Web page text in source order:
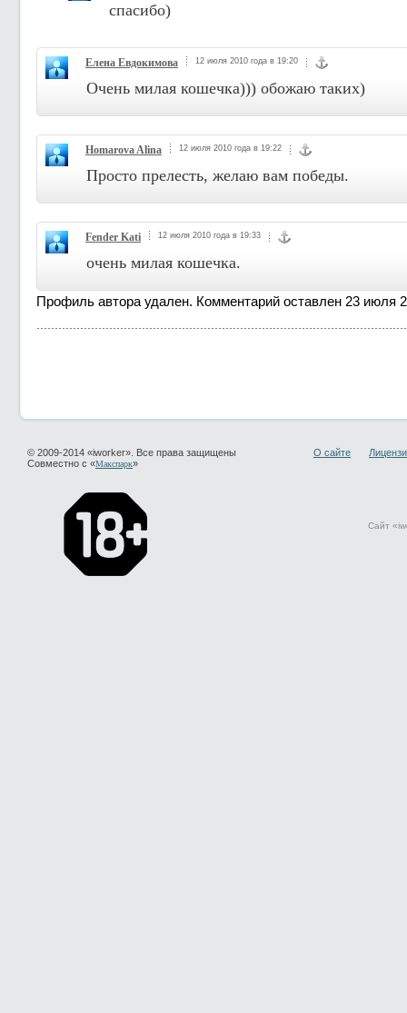
спасибо)
Елена Евдокимова 12 июля 2010 года в 19:20
Очень милая кошечка))) обожаю таких)
Homarova Alina 12 июля 2010 года в 19:22
Просто прелесть, желаю вам победы.
Fender Kati 12 июля 2010 года в 19:33
очень милая кошечка.
Профиль автора удален. Комментарий оставлен 23 июля
© 2009-2014 «iworker». Все права защищены
Совместно с «Макспарк»
О сайте
Сайт